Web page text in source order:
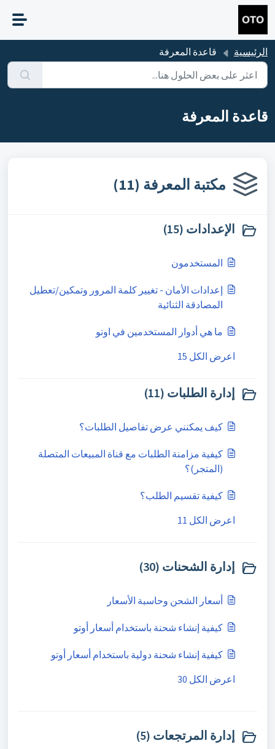
التخطّي إلى المحتوى الرئيسي
الرئيسية قاعدة المعرفة
قاعدة المعرفة
مكتبة المعرفة (11)
الإعدادات (15)
المستخدمون
إعدادات الأمان - تغيير كلمة المرور وتمكين/تعطيل
المصادقة الثنائية
ما هي أدوار المستخدمين في اوتو
اعرض الكل 15
إدارة الطلبات (11)
كيف يمكنني عرض تفاصيل الطلبات؟
كيفية مزامنة الطلبات مع قناة المبيعات المتصلة
(المتجر)؟
كيفية تقسيم الطلب؟
اعرض الكل 11
إدارة الشحنات (30)
أسعار الشحن وحاسبة الأسعار
كيفية إنشاء شحنة باستخدام أسعار أوتو
كيفية إنشاء شحنة دولية باستخدام أسعار أوتو
اعرض الكل 30
إدارة المرتجعات (5)